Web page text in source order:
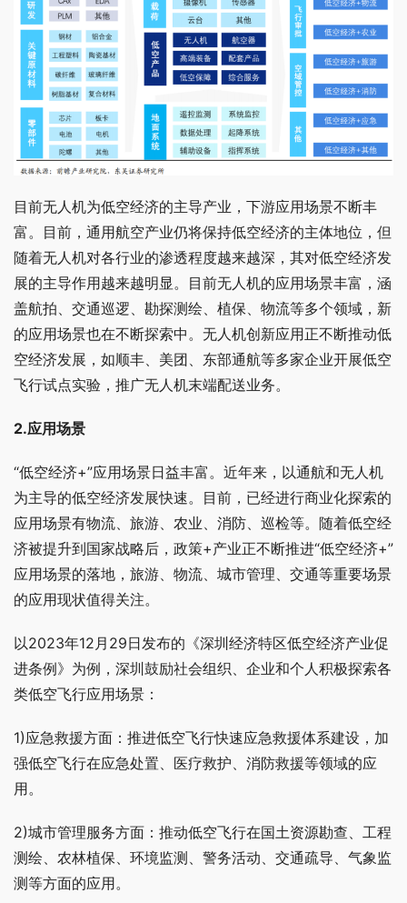
目前无人机为低空经济的主导产业，下游应用场景不断丰
富。目前，通用航空产业仍将保持低空经济的主体地位，但
随着无人机对各行业的渗透程度越来越深，其对低空经济发
展的主导作用越来越明显。目前无人机的应用场景丰富，涵
盖航拍、交通巡逻、勘探测绘、植保、物流等多个领域，新
的应用场景也在不断探索中。无人机创新应用正不断推动低
空经济发展，如顺丰、美团、东部通航等多家企业开展低空
飞行试点实验，推广无人机末端配送业务。
2.应用场景
“低空经济+”应用场景日益丰富。近年来，以通航和无人机
为主导的低空经济发展快速。目前，已经进行商业化探索的
应用场景有物流、旅游、农业、消防、巡检等。随着低空经
济被提升到国家战略后，政策+产业正不断推进“低空经济+”
应用场景的落地，旅游、物流、城市管理、交通等重要场景
的应用现状值得关注。
以2023年12月29日发布的《深圳经济特区低空经济产业促
进条例》为例，深圳鼓励社会组织、企业和个人积极探索各
类低空飞行应用场景：
1)应急救援方面：推进低空飞行快速应急救援体系建设，加
强低空飞行在应急处置、医疗救护、消防救援等领域的应
用。
2)城市管理服务方面：推动低空飞行在国土资源勘查、工程
测绘、农林植保、环境监测、警务活动、交通疏导、气象监
测等方面的应用。